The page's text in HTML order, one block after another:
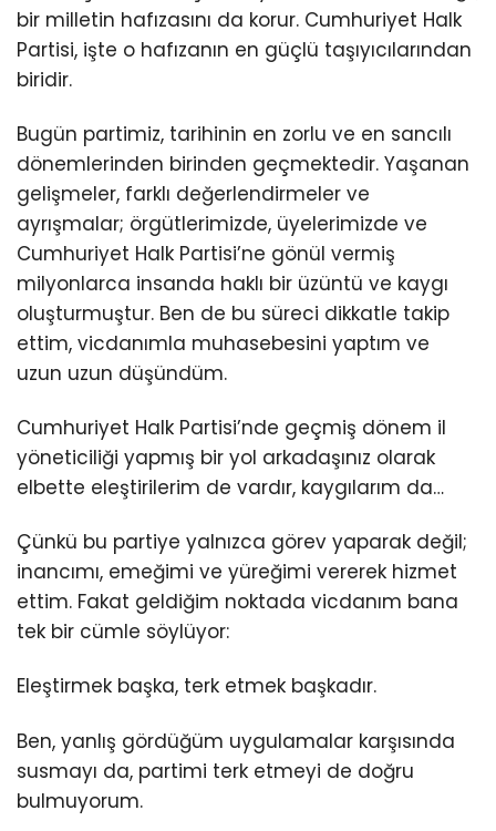
bir milletin hafızasını da korur. Cumhuriyet Halk
Partisi, işte o hafızanın en güçlü taşıyıcılarından
biridir.
Bugün partimiz, tarihinin en zorlu ve en sancılı
dönemlerinden birinden geçmektedir. Yaşanan
gelişmeler, farklı değerlendirmeler ve
ayrışmalar; örgütlerimizde, üyelerimizde ve
Cumhuriyet Halk Partisi’ne gönül vermiş
milyonlarca insanda haklı bir üzüntü ve kaygı
oluşturmuştur. Ben de bu süreci dikkatle takip
ettim, vicdanımla muhasebesini yaptım ve
uzun uzun düşündüm.
Cumhuriyet Halk Partisi’nde geçmiş dönem il
yöneticiliği yapmış bir yol arkadaşınız olarak
elbette eleştirilerim de vardır, kaygılarım da…
Çünkü bu partiye yalnızca görev yaparak değil;
inancımı, emeğimi ve yüreğimi vererek hizmet
ettim. Fakat geldiğim noktada vicdanım bana
tek bir cümle söylüyor:
Eleştirmek başka, terk etmek başkadır.
Ben, yanlış gördüğüm uygulamalar karşısında
susmayı da, partimi terk etmeyi de doğru
bulmuyorum.